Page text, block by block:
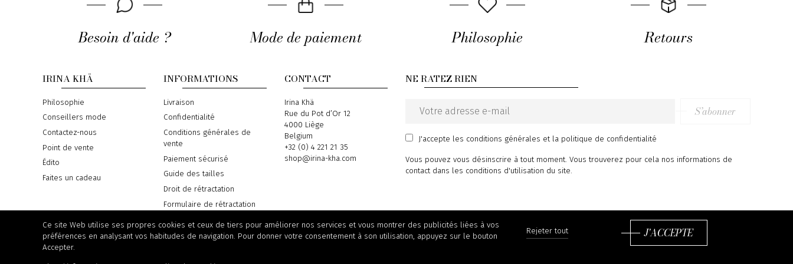
NE RATEZ RIEN
Email
address
S’abonner
J'accepte les conditions générales et la politique de confidentialité
Vous pouvez vous désinscrire à tout moment. Vous trouverez pour cela nos informations de
contact dans les conditions d'utilisation du site.
Besoin d'aide ? Mode de paiement Philosophie Retours
IRINA KHÄ
Philosophie
Conseillers mode
Contactez-nous
Point de vente
Édito
Faites un cadeau
INFORMATIONS
Livraison
Confidentialité
Conditions générales de
vente
Paiement sécurisé
Guide des tailles
Droit de rétractation
Formulaire de rétractation
Règlement en ligne des
litiges
CONTACT
Address
Irina Khä
Rue du Pot d’Or 12
4000 Liège
Belgium
Phone
+32 (0) 4 221 21 35
Email
shop@irina-kha.com
Ce site Web utilise ses propres cookies et ceux de tiers pour améliorer nos services et vous montrer des publicités liées à vos
préférences en analysant vos habitudes de navigation. Pour donner votre consentement à son utilisation, appuyez sur le bouton
Accepter.
Rejeter tout J'ACCEPTE